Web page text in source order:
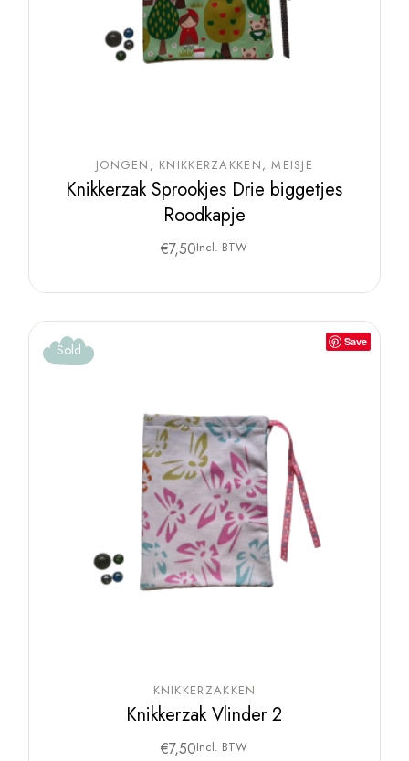
JONGEN KNIKKERZAKKEN MEISJE
Knikkerzak Sprookjes Drie biggetjes
Roodkapje
€7,50Incl. BTW
Save
Sold
KNIKKERZAKKEN
Knikkerzak Vlinder 2
€7,50Incl. BTW